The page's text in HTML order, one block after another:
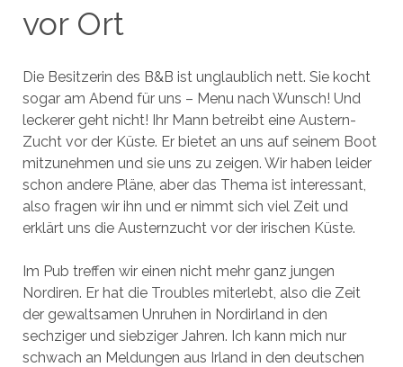
vor Ort
Die Besitzerin des B&B ist unglaublich nett. Sie kocht
sogar am Abend für uns – Menu nach Wunsch! Und
leckerer geht nicht! Ihr Mann betreibt eine Austern-
Zucht vor der Küste. Er bietet an uns auf seinem Boot
mitzunehmen und sie uns zu zeigen. Wir haben leider
schon andere Pläne, aber das Thema ist interessant,
also fragen wir ihn und er nimmt sich viel Zeit und
erklärt uns die Austernzucht vor der irischen Küste.
Im Pub treffen wir einen nicht mehr ganz jungen
Nordiren. Er hat die Troubles miterlebt, also die Zeit
der gewaltsamen Unruhen in Nordirland in den
sechziger und siebziger Jahren. Ich kann mich nur
schwach an Meldungen aus Irland in den deutschen